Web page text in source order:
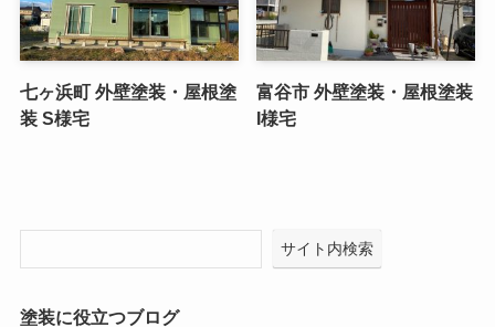
七ヶ浜町 外壁塗装・屋根塗
装 S様宅
富谷市 外壁塗装・屋根塗装
I様宅
サイト内検索
塗装に役立つブログ